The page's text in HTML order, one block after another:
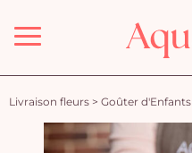
Menu
Livraison fleurs > Goûter d'Enfants